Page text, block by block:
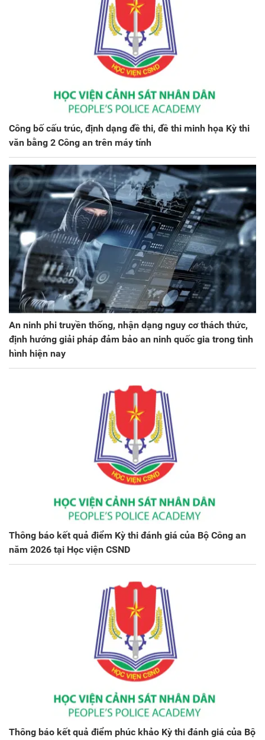
Công bố cấu trúc, định dạng đề thi, đề thi minh họa Kỳ thi
văn bằng 2 Công an trên máy tính
An ninh phi truyền thống, nhận dạng nguy cơ thách thức,
định hướng giải pháp đảm bảo an ninh quốc gia trong tình
hình hiện nay
Thông báo kết quả điểm Kỳ thi đánh giá của Bộ Công an
năm 2026 tại Học viện CSND
Thông báo kết quả điểm phúc khảo Kỳ thi đánh giá của Bộ